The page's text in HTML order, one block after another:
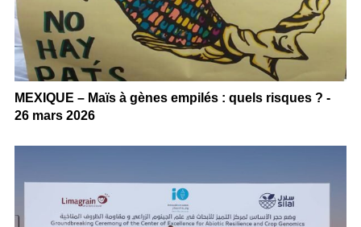
MEXIQUE – Maïs à gènes empilés : quels risques ? -
26 mars 2026